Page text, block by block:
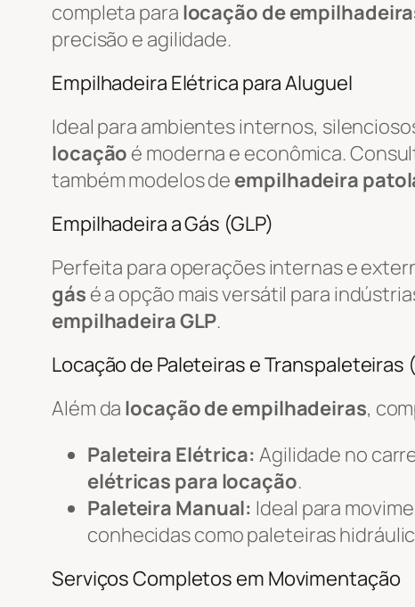
completa para locação de
precisão e agilidade.
Empilhadeira Elétrica para Aluguel
Ideal para ambientes internos,
locação é moderna e econômica.
também modelos de empilhadeira
Empilhadeira a Gás (GLP)
Perfeita para operações internas e
gás é a opção mais versátil para
empilhadeira GLP.
Locação de Paleteiras e Transpaleteiras
Além da locação de empilhadeiras,
Paleteira Elétrica: Agilidade no
elétricas para locação.
Paleteira Manual: Ideal para
conhecidas como paleteiras
Serviços Completos em Movimentação